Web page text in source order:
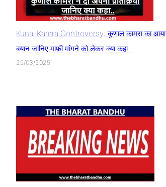
Kunal Kamra Controversy: कुणाल कामरा का आया
बयान जानिए माफ़ी मांगने को लेकर क्या कहा..
25/03/2025